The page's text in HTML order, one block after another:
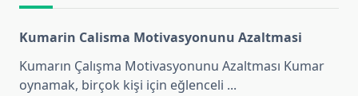
Kumarin Calisma Motivasyonunu Azaltmasi
Kumarın Çalışma Motivasyonunu Azaltması Kumar
oynamak, birçok kişi için eğlenceli ...